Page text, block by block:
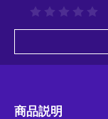
商品説明